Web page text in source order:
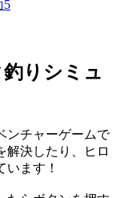
りシミュ
ンチャーゲームで
解決したり、ヒロ
ます！